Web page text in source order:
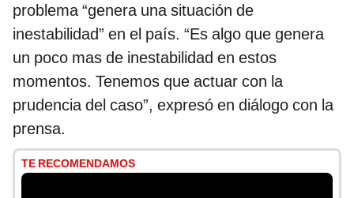
problema “genera una situación de
inestabilidad” en el país. “Es algo que genera
un poco mas de inestabilidad en estos
momentos. Tenemos que actuar con la
prudencia del caso”, expresó en diálogo con la
prensa.
TE RECOMENDAMOS